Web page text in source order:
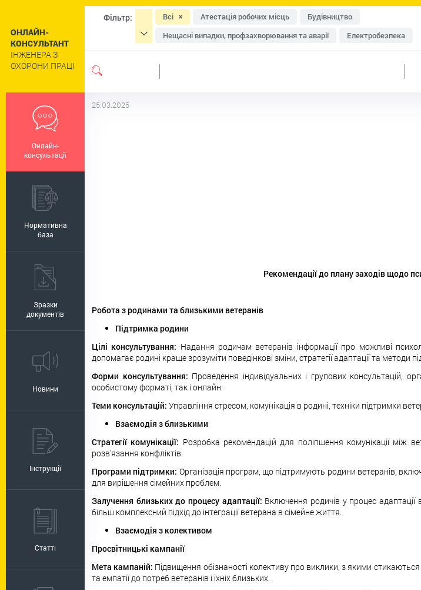
ОНЛАЙН-
КОНСУЛЬТАНТ
ІНЖЕНЕРА З
ОХОРОНИ ПРАЦІ
Онлайн-
консультації
Нормативна
база
Зразки
документів
Новини
Інструкції
Статті
Фільтр: Всі Атестація робочих місць
Будівництво
Нещасні випадки, профзахворювання та аварії
Електробезпека
Засоби індивідуального захисту
Перевірки Держпраці
25.03.2025
Рекомендації до плану заходів щодо
Робота з родинами та близькими ветеранів
Підтримка родини
Цілі консультування: Надання родичам ветеранів інформації про можливі
допомагає родині краще зрозуміти поведінкові зміни, стратегії адаптації та методи
Форми консультування: Проведення індивідуальних і групових консультацій,
особистому форматі, так і онлайн.
Теми консультацій: Управління стресом, комунікація в родині, техніки підтримки
Взаємодія з близькими
Стратегії комунікації: Розробка рекомендацій для поліпшення комунікації між
розв'язання конфліктів.
Програми підтримки: Організація програм, що підтримують родини ветеранів,
для вирішення сімейних проблем.
Залучення близьких до процесу адаптації: Включення родичів у процес
більш комплексний підхід до інтеграції ветерана в сімейне життя.
Взаємодія з колективом
Просвітницькі кампанії
Мета кампаній: Підвищення обізнаності колективу про виклики, з якими
та емпатії до потреб ветеранів і їхніх близьких.